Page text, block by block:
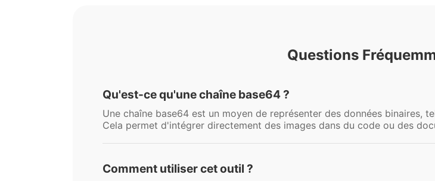
Questions
Qu'est-ce qu'une chaîne base64 ?
Une chaîne base64 est un moyen de représenter des données binaires,
Cela permet d'intégrer directement des images dans du code ou des
Comment utiliser cet outil ?